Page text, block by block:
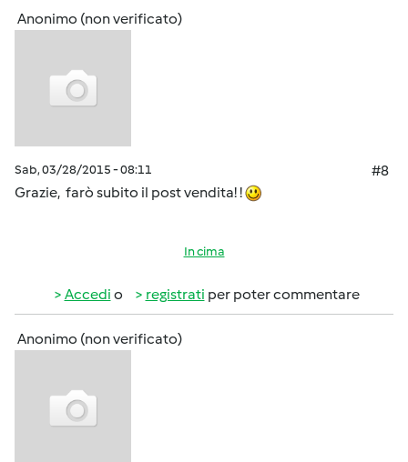
Anonimo (non verificato)
Sab, 03/28/2015 - 08:11
#8
Grazie, farò subito il post vendita! !
In cima
Accedi o registrati per poter commentare
Anonimo (non verificato)